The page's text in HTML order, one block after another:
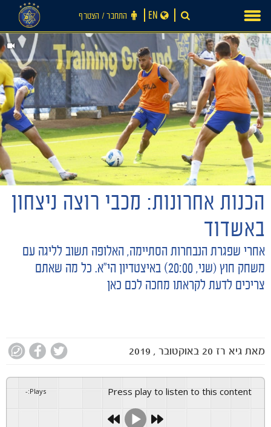
חדשות
content
התחבר ‪/‬ הצטרף EN
הכנות אחרונות: מכבי רוצה ניצחון
באשדוד
אחרי שפגרת הנבחרות הסתיימה, האלופה תשוב לליגה עם
משחק חוץ (שני, 20:00) באיצטדיון הי"א. כל מה שאתם
צריכים לדעת לקראתו מחכה לכם כאן
מאת גיא רז 20 באוקטובר , 2019
Press play to listen to this content
Plays
:
-